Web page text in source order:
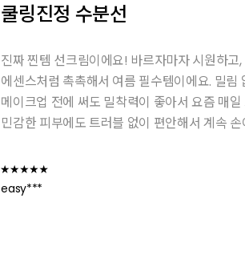
쿨링진정 수분선
진짜 찐템 선크림이에요! 바르자마자 시원하고,
에센스처럼 촉촉해서 여름 필수템이에요. 밀림
메이크업 전에 써도 밀착력이 좋아서 요즘 매
민감한 피부에도 트러블 없이 편안해서 계속
easy***